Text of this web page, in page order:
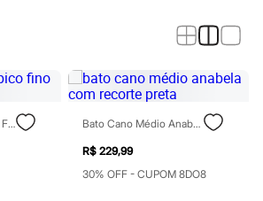
Bota Cano Curto Bico Fino Beira Rio Preta Bato Cano Médio Anabela Com Recorte Preta
R$ 229,99
30% OFF - CUPOM 8DO8